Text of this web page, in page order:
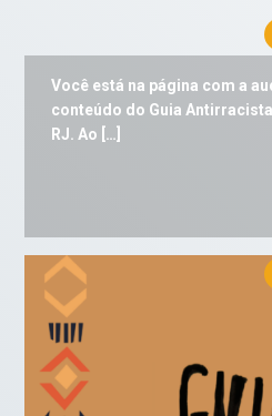
Você está na página com a
conteúdo do Guia
RJ. Ao […]